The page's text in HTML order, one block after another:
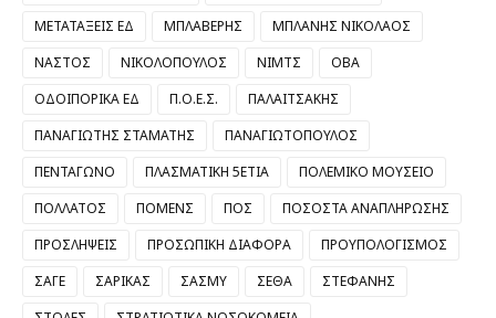
ΜΕΤΑΤΑΞΕΙΣ ΕΔ
ΜΠΛΑΒΕΡΗΣ
ΜΠΛΑΝΗΣ ΝΙΚΟΛΑΟΣ
ΝΑΣΤΟΣ
ΝΙΚΟΛΟΠΟΥΛΟΣ ΝΙΜΤΣ
ΟΒΑ
ΟΔΟΙΠΟΡΙΚΑ ΕΔ
Π.Ο.Ε.Σ.
ΠΑΛΑΙΤΣΑΚΗΣ
ΠΑΝΑΓΙΩΤΗΣ ΣΤΑΜΑΤΗΣ
ΠΑΝΑΓΙΩΤΟΠΟΥΛΟΣ
ΠΕΝΤΑΓΩΝΟ
ΠΛΑΣΜΑΤΙΚΗ 5ΕΤΙΑ
ΠΟΛΕΜΙΚΟ ΜΟΥΣΕΙΟ
ΠΟΛΛΑΤΟΣ
ΠΟΜΕΝΣ ΠΟΣ
ΠΟΣΟΣΤΑ ΑΝΑΠΛΗΡΩΣΗΣ
ΠΡΟΣΛΗΨΕΙΣ
ΠΡΟΣΩΠΙΚΗ ΔΙΑΦΟΡΑ
ΠΡΟΥΠΟΛΟΓΙΣΜΟΣ
ΣΑΓΕ
ΣΑΡΙΚΑΣ ΣΑΣΜΥ ΣΕΘΑ
ΣΤΕΦΑΝΗΣ